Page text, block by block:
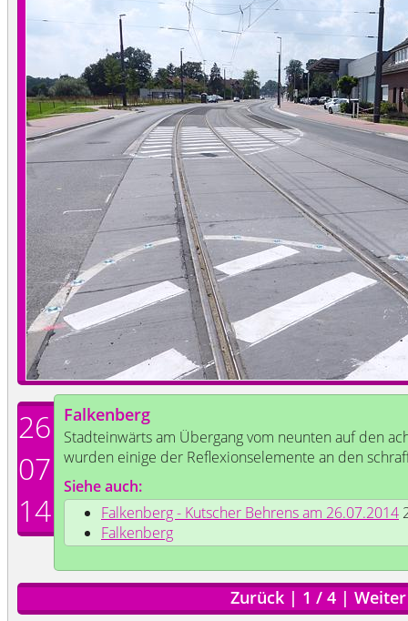
26
07
14
Falkenberg
Stadteinwärts am Übergang vom neunten auf den
wurden einige der Reflexionselemente an den
Siehe auch:
Falkenberg - Kutscher Behrens am 26.07.2014
Falkenberg
Zurück | 1 / 4 | Weiter